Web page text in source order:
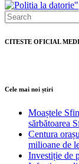
CITESTE OFICIAL
Cele mai noi știri
Moaștele
sărbătoarea
Centura
milioane de
Investiție de